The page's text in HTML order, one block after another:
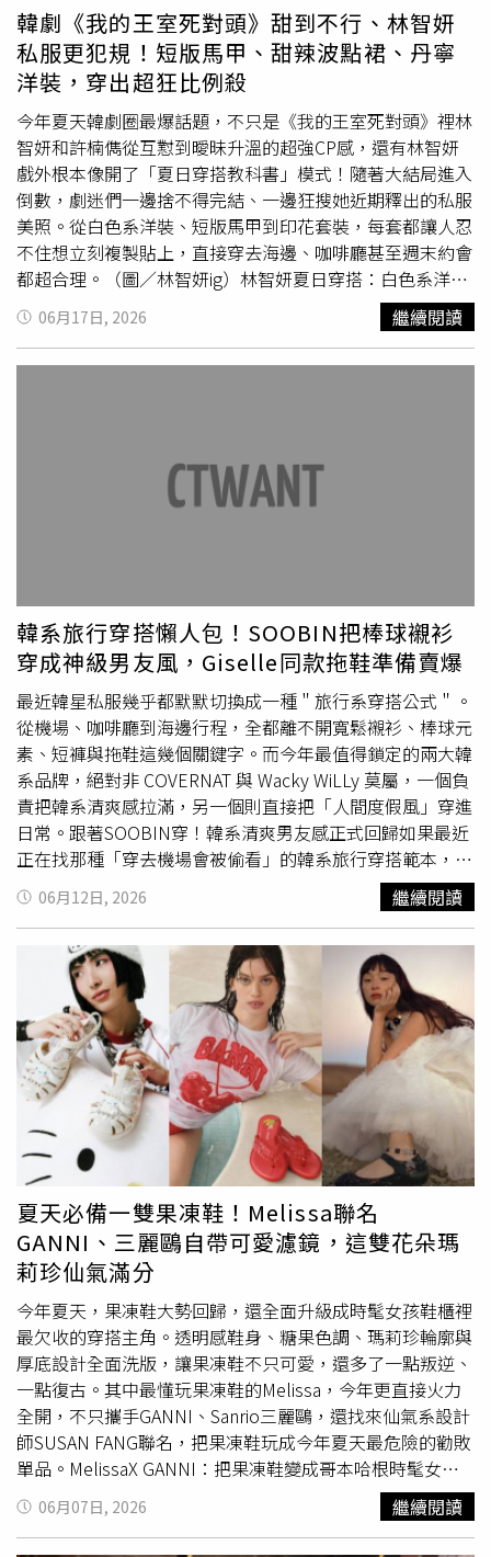
韓劇《我的王室死對頭》甜到不行、林智妍
私服更犯規！短版馬甲、甜辣波點裙、丹寧
洋裝，穿出超狂比例殺
今年夏天韓劇圈最爆話題，不只是《我的王室死對頭》裡林
智妍和許楠儁從互懟到曖昧升溫的超強CP感，還有林智妍
戲外根本像開了「夏日穿搭教科書」模式！隨著大結局進入
倒數，劇迷們一邊捨不得完結、一邊狂搜她近期釋出的私服
美照。從白色系洋裝、短版馬甲到印花套裝，每套都讓人忍
不住想立刻複製貼上，直接穿去海邊、咖啡廳甚至週末約會
都超合理。（圖／林智妍ig）林智妍夏日穿搭：白色系洋裝
＋桃紅色果凍涼鞋，最強初戀感穿搭林智妍近期最讓人瘋狂
截圖的造型之一，絕對是各種白色系洋裝搭配桃紅色果凍涼
鞋。無袖白洋裝本來就自帶乾淨清爽濾鏡，另一套縐褶細節
「微Y2K感」。如果怕駕馭不了大面積亮色，其實學林智妍
這招就很夠用，一雙亮色鞋直接讓穿搭有記憶點，還超適合
度假拍照。（圖／林智妍ig）林智妍夏日穿搭：白色短版馬
點率性感，搭配高腰短褲後，整體比例直接被拉長到像開了
腿長濾鏡。不會過度性感，反而有種健康又清新的氛圍，尤
其夏天去海邊、音樂祭或旅行時，真的超好看。（圖／林智
妍ig）林智妍夏日穿搭：黑色波點短版馬甲＋高腰傘裙，復
古甜辣風重新回歸誰說波點一定很復古？林智妍這套黑色波
點短版馬甲上衣搭配高腰傘裙，直接把法式甜辣感拉滿，尤
其黑底白點的設計更有高級感。短版剪裁讓整體不會太過保
守，而高腰傘裙則能修飾臀腿比例，走動時裙擺自然散開，
超有韓劇女主角氛圍。這種套裝最適合懶得想搭配的人，因
為只要一套就能直接出門，隨便配雙涼鞋或瑪莉珍鞋都很好
看。（圖／林智妍ig）林智妍夏日穿搭：藍色印花短版上衣
＋同款印花高腰傘裙，高級度假感林智妍很懂得用印花和材
質製造夏日感，像藍色印花短版上衣搭配同款高腰傘裙，看
起來就像把南法海岸的陽光直接穿上身。藍白配色本來就自
帶降溫效果，再加上成套設計，很容易穿出高級度假感。
（圖／林智妍ig）林智妍夏日穿搭：淺色丹寧襯衫綁帶洋裝
＋草編帽，度假氛圍拉滿林智妍這套淺色丹寧襯衫綁帶洋裝
搭配草編帽，則完全是韓妞最愛的旅行公式。丹寧材質帶點
率性，但綁帶設計又能修飾腰身，加上草編帽後，立刻有種
度假鬆弛感。（圖／林智妍ig）
06月17日, 2026 繼續閱讀
韓系旅行穿搭懶人包！SOOBIN把棒球襯衫
穿成神級男友風，Giselle同款拖鞋準備賣爆
最近韓星私服幾乎都默默切換成一種＂旅行系穿搭公式＂。
從機場、咖啡廳到海邊行程，全都離不開寬鬆襯衫、棒球元
素、短褲與拖鞋這幾個關鍵字。而今年最值得鎖定的兩大韓
系品牌，絕對非 COVERNAT 與 Wacky WiLLy 莫屬，一個負
責把韓系清爽感拉滿，另一個則直接把「人間度假風」穿進
日常。跟著SOOBIN穿！韓系清爽男友感正式回歸如果最近
正在找那種「穿去機場會被偷看」的韓系旅行穿搭範本，那
真的可以直接抄TXT成員SOOBIN的穿搭。這季 COVERNAT
的棒球襯衫系列，完全把韓國男生最強的「乾淨感穿搭」發
揮到極致。（圖／品牌提供）寬鬆版型加上透氣材質，看起
來像隨性套上，但實際上超修飾身形。尤其藍色短袖襯衫搭
配淺色內搭與大地色短褲，直接把韓系暖男氛圍值開到最
大。這種冷暖色混搭的方式，也是近期韓國街拍最常出現的
技巧之一，不會太用力，卻莫名高級。（圖／品牌提供）而
且這件棒球襯衫根本不分男女都能穿。女生如果想走「可甜
可鹽」路線，可以內搭短版小可愛微露腰線，再配丹寧短裙
或百慕達短褲，瞬間從休閒風切換成韓系
辣妹模式。另一種
最偷懶卻超有型的搭法，就是直接當罩衫敞開穿，真的是誰
穿誰好看。（圖／品牌提供）WackyWiLLy攜手 Giselle，旅
行感單品打造「人間度假風」Wacky WiLLy則是把今年最紅
的「旅行感穿搭」玩得超徹底。最受矚目的當然還是aespa
成員Giselle同款拖鞋。軟Q鞋底搭配慵懶輪廓，完全就是
「韓國便利商店買冰美式也能很時髦」的代表單品。（圖／
品牌提供）（圖／品牌提供）除此之外，Kiky與 Lily 同款拖
鞋也同步成為近期韓國社群熱門關鍵字，不少人甚至直接拿
來搭配襪子穿，把韓系街頭感推到滿分。（圖／品牌提供）
還有還有，這次話題度最高的「Kiky旅行系列」，真的很容
易讓人失心瘋。直接把韓國城市印象拆解成塗鴉圖騰與趣味
設計，整體像把江陵、釜山、濟州島等等的Chill氛圍直接印
在衣服上，每款都想包色。（圖／品牌提供）
06月12日, 2026 繼續閱讀
夏天必備一雙果凍鞋！Melissa聯名
GANNI、三麗鷗自帶可愛濾鏡，這雙花朵瑪
莉珍仙氣滿分
今年夏天，果凍鞋大勢回歸，還全面升級成時髦女孩鞋櫃裡
最欠收的穿搭主角。透明感鞋身、糖果色調、瑪莉珍輪廓與
厚底設計全面洗版，讓果凍鞋不只可愛，還多了一點叛逆、
一點復古。其中最懂玩果凍鞋的Melissa，今年更直接火力
全開，不只攜手GANNI、Sanrio三麗鷗，還找來仙氣系設計
師SUSAN FANG聯名，把果凍鞋玩成今年夏天最危險的勸敗
單品。MelissaX GANNI：把果凍鞋變成哥本哈根時髦女孩
標配Melissa這次找來丹麥人氣品牌GANNI聯名，完全就是
「甜酷女孩宇宙」正式誕生。整個系列靈感來自哥本哈根夏
日自由奔放的氛圍，把GANNI最擅長的叛逆少女感，注入
06月07日, 2026 繼續閱讀